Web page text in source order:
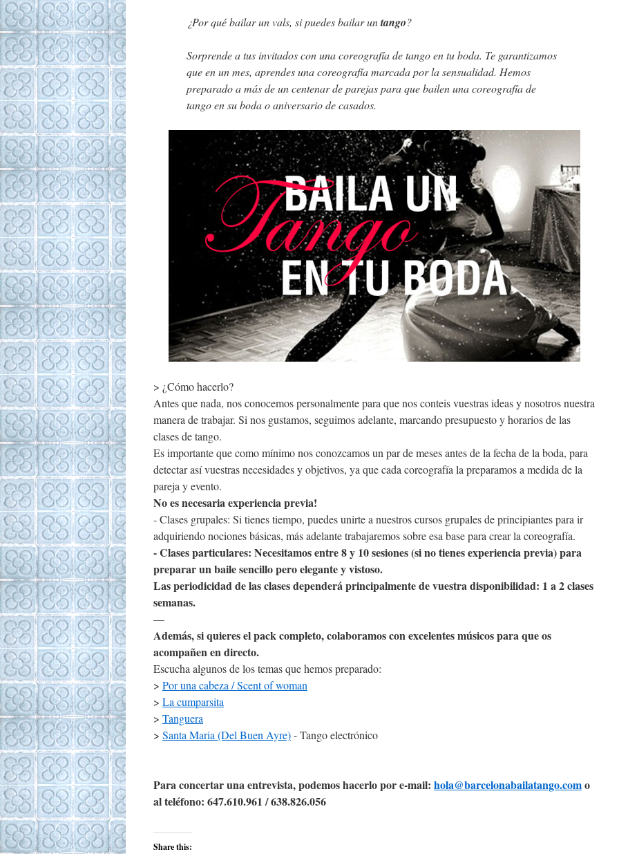
¿Por qué bailar un vals, si puedes bailar untango?
Sorprende a tus invitados con una coreografía de tango en tu boda. Te garantizamos
que en un mes, aprendes una coreografía marcada por la sensualidad. Hemos
preparado a más de un centenar de parejas para que bailen una coreografía de
tango en su boda o aniversario de casados.
> ¿Cómo hacerlo?
Antes que nada, nos conocemos personalmente para que nos conteis vuestras ideas y nosotros nuestra
manera de trabajar. Si nos gustamos, seguimos adelante, marcando presupuesto y horarios de las
clases de tango.
Es importante que como mínimo nos conozcamos un par de meses antes de la fecha de la boda, para
detectar así vuestras necesidades y objetivos, ya que cada coreografía la preparamos a medida de la
pareja y evento.
No es necesaria experiencia previa!
- Clases grupales: Si tienes tiempo, puedes unirte a nuestros cursos grupales de principiantes para ir
adquiriendo nociones básicas, más adelante trabajaremos sobre esa base para crear la coreografía.
- Clases particulares: Necesitamos entre 8 y 10 sesiones (si no tienes experiencia previa) para
preparar un baile sencillo pero elegante y vistoso.
Las periodicidad de las clases dependerá principalmente de vuestra disponibilidad: 1 a 2 clases
semanas.
—
Además, si quieres el pack completo, colaboramos con excelentes músicos para que os
acompañen en directo.
Escucha algunos de los temas que hemos preparado:
> Por una cabeza / Scent of woman
> La cumparsita
> Tanguera
> Santa Maria (Del Buen Ayre)- Tango electrónico
Para concertar una entrevista, podemos hacerlo por e-mail: hola@barcelonabailatango.como
al teléfono: 647.610.961 / 638.826.056
Share this: